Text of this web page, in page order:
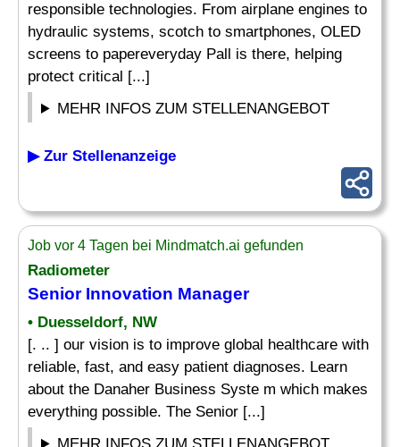
responsible technologies. From airplane engines to
hydraulic systems, scotch to smartphones, OLED
screens to papereveryday Pall is there, helping
protect critical [...]
MEHR INFOS ZUM STELLENANGEBOT
▶ Zur Stellenanzeige
Job vor 4 Tagen bei Mindmatch.ai gefunden
Radiometer
Senior Innovation Manager
• Duesseldorf, NW
[. .. ] our vision is to improve global healthcare with
reliable, fast, and easy patient diagnoses. Learn
about the Danaher Business Syste m which makes
everything possible. The Senior [...]